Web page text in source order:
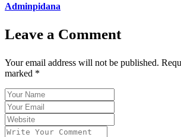
Adminpidana
Leave a Comment
Your email address will not be published.
marked *